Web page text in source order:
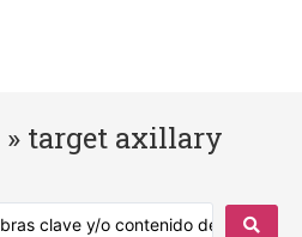
» target axillary